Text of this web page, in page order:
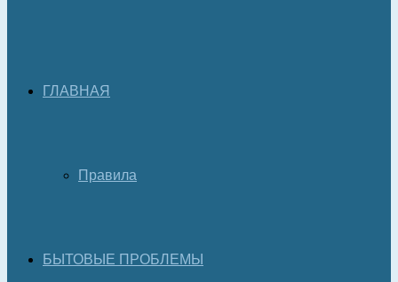
ГЛАВНАЯ
Правила
БЫТОВЫЕ ПРОБЛЕМЫ